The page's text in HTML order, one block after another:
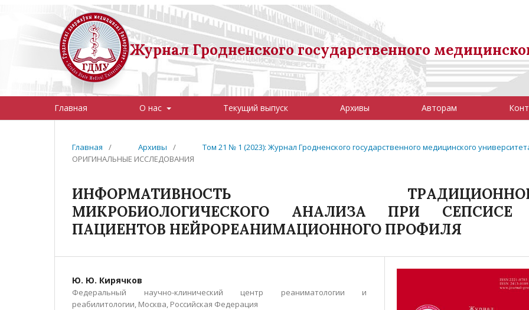
Журнал Гродненского государственного
Главная О нас Текущий выпуск Архивы Авторам
Главная / Архивы / Том 21 № 1 (2023): Журнал Гродненского государственного медицинского
ОРИГИНАЛЬНЫЕ ИССЛЕДОВАНИЯ
ИНФОРМАТИВНОСТЬ
МИКРОБИОЛОГИЧЕСКОГО АНАЛИЗА ПРИ
ПАЦИЕНТОВ НЕЙРОРЕАНИМАЦИОННОГО ПРОФИЛЯ
Ю. Ю. Кирячков
Федеральный научно-клинический центр реаниматологии и
реабилитологии, Москва, Российская Федерация